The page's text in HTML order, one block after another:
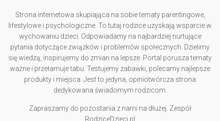
Strona internetowa skupiająca na sobie tematy parentingowe,
lifestylowe i psychologiczne. To tutaj rodzice uzyskają wsparcie w
wychowaniu dzieci. Odpowiadamy na najbardziej nurtujące
pytania dotyczące związków i problemów społecznych. Dzielimy
się wiedzą, inspirujemy do zmian na lepsze. Portal porusza tematy
ważne i przełamuje tabu. Testujemy zabawki, polecamy najlepsze
produkty i miejsca. Jest to jedyna, opiniotwórcza strona
dedykowana świadomym rodzicom.
Zapraszamy do pozostania z nami na dłużej. Zespół
RodziceDzieci.pl